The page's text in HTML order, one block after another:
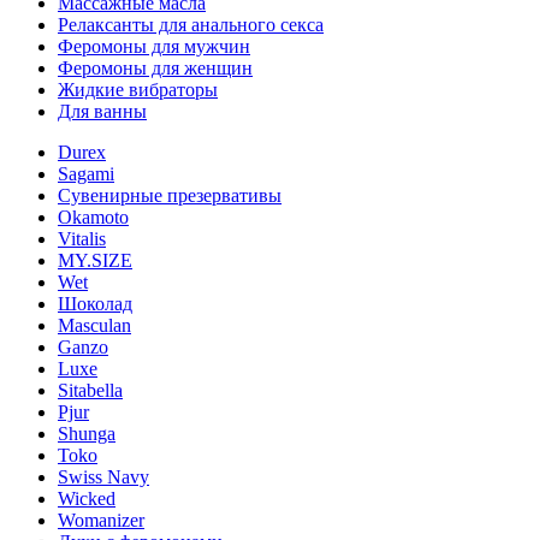
Релаксанты для анального секса
Феромоны для мужчин
Феромоны для женщин
Жидкие вибраторы
Для ванны
Durex
Sagami
Сувенирные презервативы
Okamoto
Vitalis
MY.SIZE
Wet
Шоколад
Masculan
Ganzo
Luxe
Sitabella
Pjur
Shunga
Toko
Swiss Navy
Wicked
Womanizer